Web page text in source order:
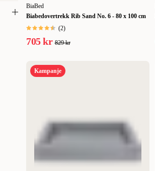
BiaBed
Biabedovertrekk Rib Sand No. 6 - 80 x 100 cm
(2)
705 kr 829 kr
Kampanje